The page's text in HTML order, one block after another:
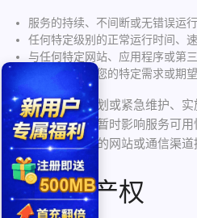
服务的持续、不间断或无错误运行
任何特定级别的正常运行时间、
与任何特定网站、应用程序或第
本服务将满足您的特定需求或期望
我们可能执行计划或紧急维护、
更，这些可能会暂时影响服务可
努力，通过我们的网站或通信渠道
9. 知识产权